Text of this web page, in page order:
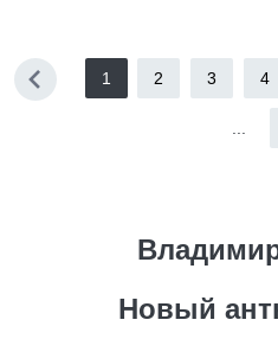
1 2 3 4
Новый